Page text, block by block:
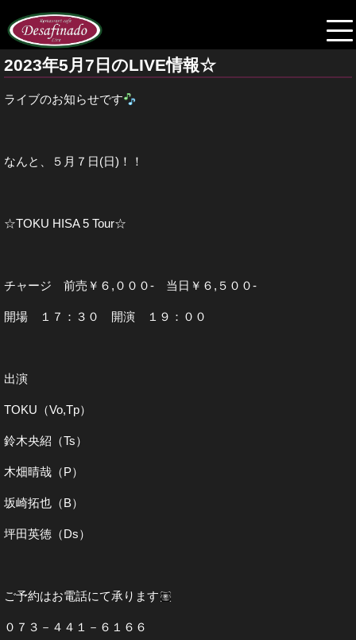
2023年5月7日のLIVE情報☆
ライブのお知らせです
なんと、５月７日(日)！！
☆TOKU HISA 5 Tour☆
チャージ 前売￥６,０００- 当日￥６,５００-
開場 １７：３０ 開演 １９：００
出演
TOKU（Vo,Tp）
鈴木央紹（Ts）
木畑晴哉（P）
坂崎拓也（B）
坪田英徳（Ds）
ご予約はお電話にて承ります
０７３－４４１－６１６６